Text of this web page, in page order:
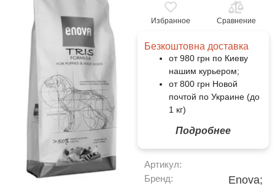
Избранное Сравнение
Безкоштовна доставка
от 980 грн по Киеву
нашим курьером;
от 800 грн Новой
почтой по Украине (до
1 кг)
Подробнее
Артикул:
Бренд:
Enova;